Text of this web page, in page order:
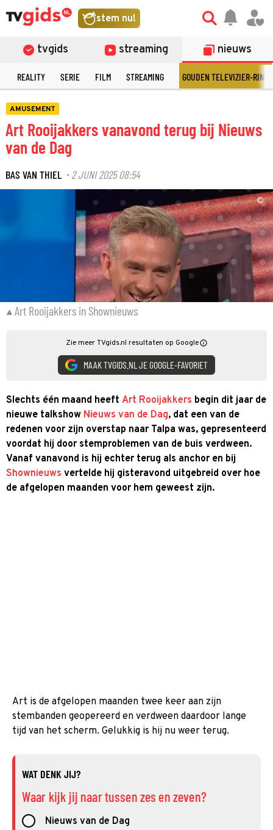
stem nu!
tvgids streaming nieuws
REALITY SERIE FILM STREAMING GOUDEN TELEVIZIER-RING
AMUSEMENT
Art Rooijakkers vanavond terug bij Nieuws
van de Dag
BAS VAN THIEL· 2 JUNI 2025 08:54
©
Art Rooijakkers in Shownieuws
Zie meer TVgids.nl resultaten op Google
MAAK TVGIDS.NL JE GOOGLE-FAVORIET
Slechts één maand heeft Art Rooijakkers begin dit jaar de
nieuwe talkshow Nieuws van de Dag, dat een van de
redenen voor zijn overstap naar Talpa was, gepresenteerd
voordat hij door stemproblemen van de buis verdween.
Vanaf vanavond is hij echter terug als anchor en bij
Shownieuws vertelde hij gisteravond uitgebreid over hoe
de afgelopen maanden voor hem geweest zijn.
Art is de afgelopen maanden twee keer aan zijn
stembanden geopereerd en verdween daardoor lange
tijd van het scherm. Gelukkig is hij nu weer terug.
WAT DENK JIJ?
Waar kijk jij naar tussen zes en zeven?
Nieuws van de Dag